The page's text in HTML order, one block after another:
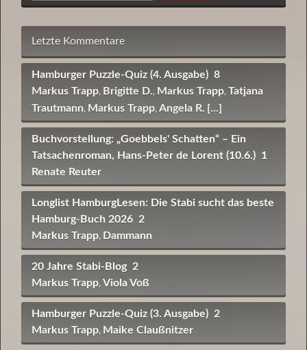
Letzte Kommentare
Hamburger Puzzle-Quiz (4. Ausgabe) 8
Markus Trapp, Brigitte D., Markus Trapp, Tatjana
Trautmann, Markus Trapp, Angela R. [...]
Buchvorstellung: „Goebbels' Schatten“ – Ein
Tatsachenroman, Hans-Peter de Lorent (10.6.) 1
Renate Reuter
Longlist HamburgLesen: Die Stabi sucht das beste
Hamburg-Buch 2026 2
Markus Trapp, Dammann
20 Jahre Stabi-Blog 2
Markus Trapp, Viola Voß
Hamburger Puzzle-Quiz (3. Ausgabe) 2
Markus Trapp, Maike Claußnitzer